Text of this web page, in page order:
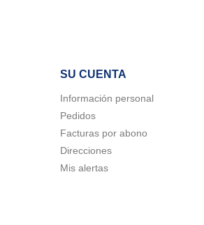
SU CUENTA
Información personal
Pedidos
Facturas por abono
Direcciones
Mis alertas